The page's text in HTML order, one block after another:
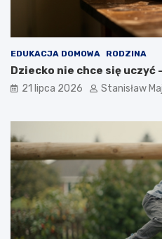
EDUKACJA DOMOWA RODZINA
Dziecko nie chce się uczyć
21 lipca 2026 Stanisław